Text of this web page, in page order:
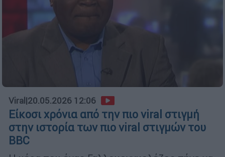
Viral |20.05.2026 12:06
Είκοσι χρόνια από την πιο viral στιγμή
στην ιστορία των πιο viral στιγμών του
BBC